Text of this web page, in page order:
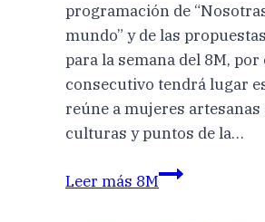
programación de
mundo” y de las
para la semana del 8M,
consecutivo tendrá lugar
reúne a mujeres
culturas y puntos de la…
Leer más 8M